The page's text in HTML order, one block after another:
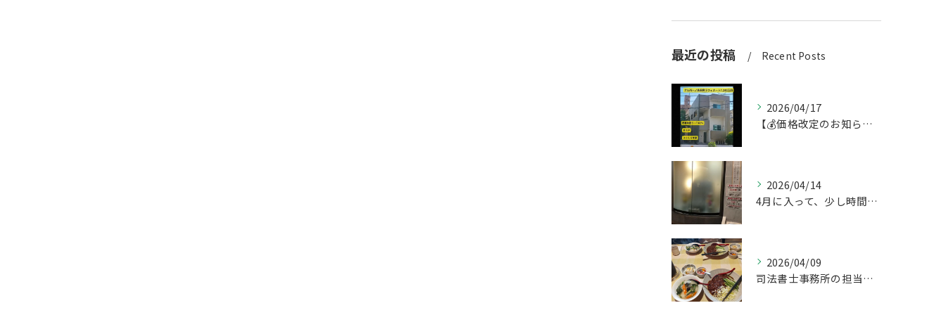
最近の投稿 Recent Posts
2026/04/17
【💰価格改定のお知らせ】
2026/04/14
4月に入って、少し時間ができたのでお墓参りへ。
2026/04/09
司法書士事務所の担当者が来訪されたので、会社から徒歩圏内の「...